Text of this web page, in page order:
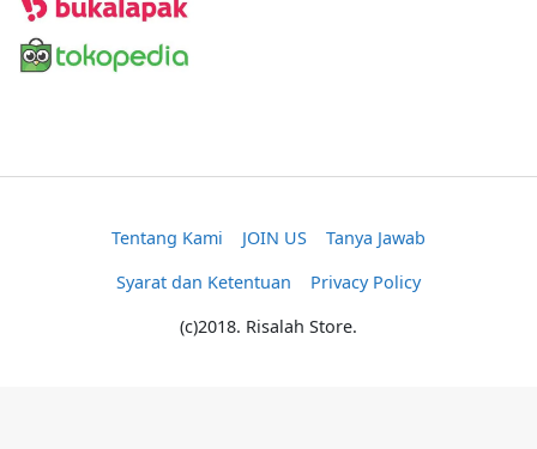
Tentang Kami JOIN US
Tanya Jawab
Syarat dan Ketentuan
Privacy Policy
(c)2018. Risalah Store.